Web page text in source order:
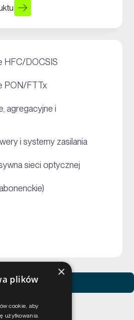
HFC/DOCSIS
PON/FTTx
agregacyjne i
i systemy zasilania
sieci optycznej
usługi Netceed
×
plików
cookie, aby
użytkowania.